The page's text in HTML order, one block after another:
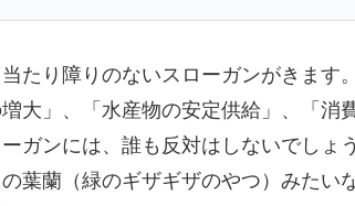
たり障りのないスローガンがきます。
増大」、「水産物の安定供給」、「消
ガンには、誰も反対はしないでしょ
葉蘭（緑のギザギザのやつ）みたい